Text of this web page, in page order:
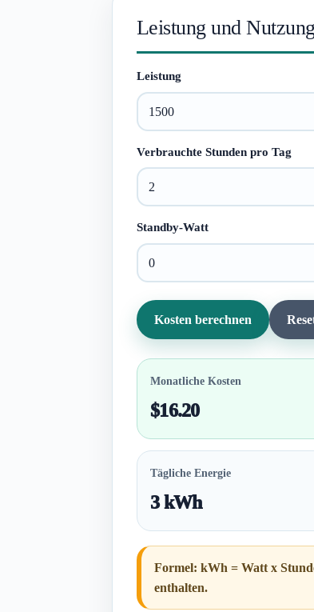
Leistung und
Leistung
Verbrauchte Stunden pro Tag
Standby-Watt
Kosten berechnen
Monatliche Kosten
$16.20
Tägliche Energie
3 kWh
Formel: kWh = Watt x
enthalten.